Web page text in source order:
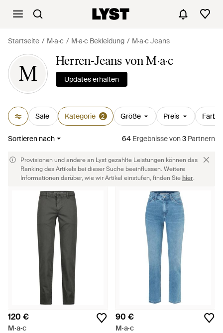
Startseite M·a·c M·a·c Bekleidung M·a·c Jeans
M
Herren-Jeans von M·a·c
Updates erhalten
Sale Kategorie 2 Größe Preis Farbe
Sortieren nach 64 Ergebnissevon3 Partnern
Provisionen und andere an Lyst gezahlte Leistungen können das
Ranking des Artikels bei dieser Suche beeinflussen. Weitere
Informationen darüber, wie wir Artikel einstufen, finden Siehier.
120 €
M·a·c
90 €
M·a·c